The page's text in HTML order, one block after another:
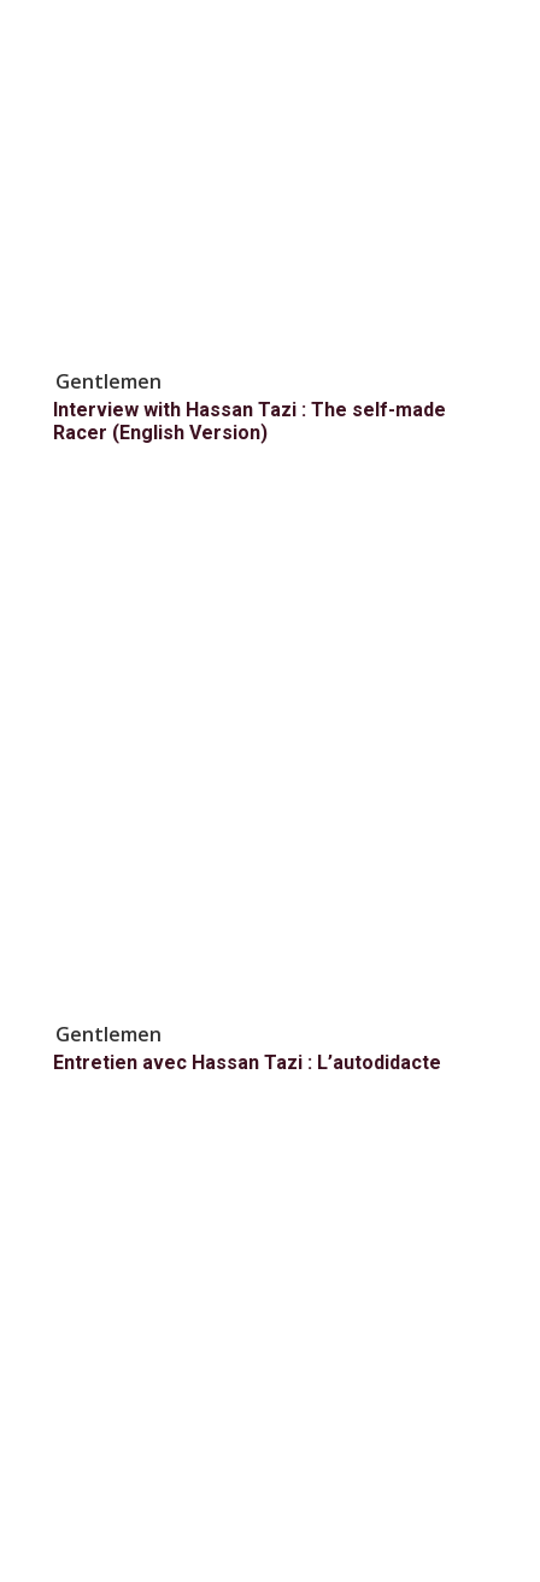
Gentlemen
Interview with Hassan Tazi : The self-made
Racer (English Version)
Gentlemen
Entretien avec Hassan Tazi : L’autodidacte